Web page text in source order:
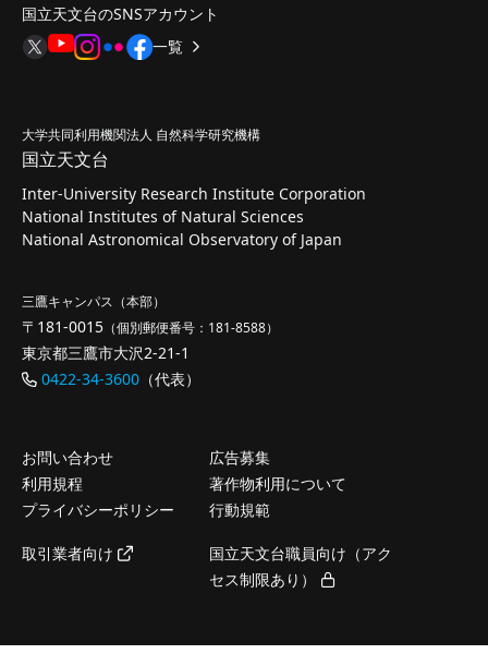
国立天文台のSNSアカウント
一覧
大学共同利用機関法人 自然科学研究機構
国立天文台
Inter-University Research Institute Corporation
National Institutes of Natural Sciences
National Astronomical Observatory of Japan
三鷹キャンパス（本部）
〒181-0015 （個別郵便番号：181-8588）
東京都三鷹市大沢2-21-1
0422-34-3600 （代表）
お問い合わせ
広告募集
利用規程
著作物利用について
プライバシーポリシー
行動規範
取引業者向け
国立天文台職員向け（アク
セス制限あり）